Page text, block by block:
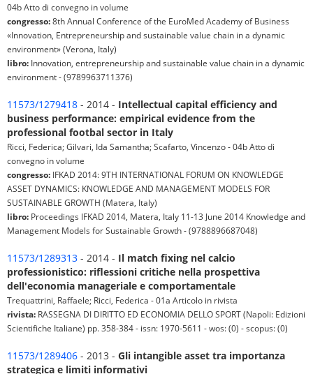
04b Atto di convegno in volume
congresso:8th Annual Conference of the EuroMed Academy of Business
«Innovation, Entrepreneurship and sustainable value chain in a dynamic
environment» (Verona, Italy)
libro: Innovation, entrepreneurship and sustainable value chain in a dynamic
environment - (9789963711376)
11573/1279418 - 2014 - Intellectual capital efficiency and
business performance: empirical evidence from the
professional footbal sector in Italy
Ricci, Federica; Gilvari, Ida Samantha; Scafarto, Vincenzo - 04b Atto di
convegno in volume
congresso: IFKAD 2014: 9TH INTERNATIONAL FORUM ON KNOWLEDGE
ASSET DYNAMICS: KNOWLEDGE AND MANAGEMENT MODELS FOR
SUSTAINABLE GROWTH (Matera, Italy)
libro: Proceedings IFKAD 2014, Matera, Italy 11-13 June 2014 Knowledge and
Management Models for Sustainable Growth - (9788896687048)
11573/1289313 - 2014 - Il match fixing nel calcio
professionistico: riflessioni critiche nella prospettiva
dell'economia manageriale e comportamentale
Trequattrini, Raffaele; Ricci, Federica - 01a Articolo in rivista
rivista: RASSEGNA DI DIRITTO ED ECONOMIA DELLO SPORT (Napoli: Edizioni
Scientifiche Italiane) pp. 358-384 - issn: 1970-5611 - wos: (0) - scopus: (0)
11573/1289406 - 2013 - Gli intangible asset tra importanza
strategica e limiti informativi